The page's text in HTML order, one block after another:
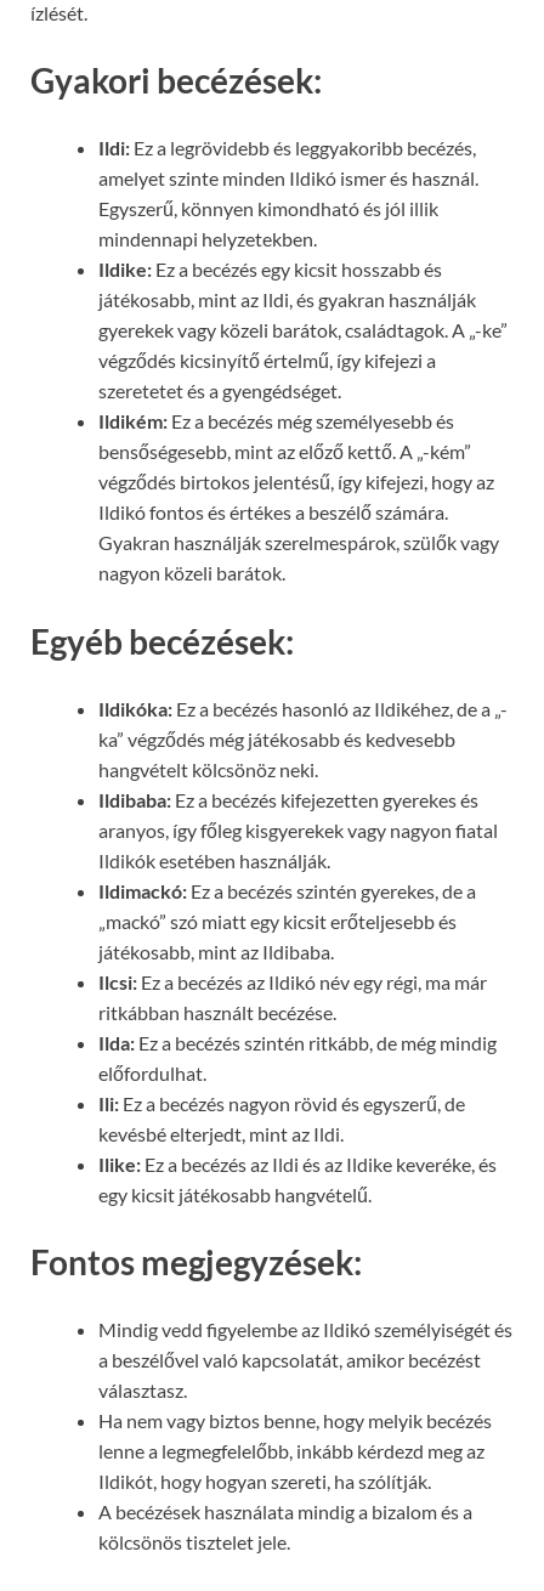
ízlését.
Gyakori becézések:
Ildi: Ez a legrövidebb és leggyakoribb becézés,
amelyet szinte minden Ildikó ismer és használ.
Egyszerű, könnyen kimondható és jól illik
mindennapi helyzetekben.
Ildike: Ez a becézés egy kicsit hosszabb és
játékosabb, mint az Ildi, és gyakran használják
gyerekek vagy közeli barátok, családtagok. A „-ke”
végződés kicsinyítő értelmű, így kifejezi a
szeretetet és a gyengédséget.
Ildikém: Ez a becézés még személyesebb és
bensőségesebb, mint az előző kettő. A „-kém”
végződés birtokos jelentésű, így kifejezi, hogy az
Ildikó fontos és értékes a beszélő számára.
Gyakran használják szerelmespárok, szülők vagy
nagyon közeli barátok.
Egyéb becézések:
Ildikóka: Ez a becézés hasonló az Ildikéhez, de a „-
ka” végződés még játékosabb és kedvesebb
hangvételt kölcsönöz neki.
Ildibaba: Ez a becézés kifejezetten gyerekes és
aranyos, így főleg kisgyerekek vagy nagyon fiatal
Ildikók esetében használják.
Ildimackó: Ez a becézés szintén gyerekes, de a
„mackó” szó miatt egy kicsit erőteljesebb és
játékosabb, mint az Ildibaba.
Ilcsi: Ez a becézés az Ildikó név egy régi, ma már
ritkábban használt becézése.
Ilda: Ez a becézés szintén ritkább, de még mindig
előfordulhat.
Ili: Ez a becézés nagyon rövid és egyszerű, de
kevésbé elterjedt, mint az Ildi.
Ilike: Ez a becézés az Ildi és az Ildike keveréke, és
egy kicsit játékosabb hangvételű.
Fontos megjegyzések:
Mindig vedd figyelembe az Ildikó személyiségét és
a beszélővel való kapcsolatát, amikor becézést
választasz.
Ha nem vagy biztos benne, hogy melyik becézés
lenne a legmegfelelőbb, inkább kérdezd meg az
Ildikót, hogy hogyan szereti, ha szólítják.
A becézések használata mindig a bizalom és a
kölcsönös tisztelet jele.